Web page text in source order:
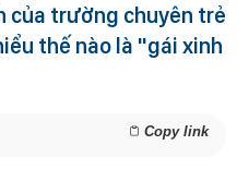
của trường chuyên trẻ
thế nào là "gái xinh
Copy link